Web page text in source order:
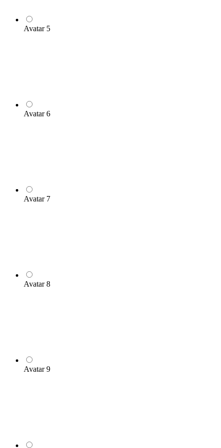
Avatar 5
Avatar 6
Avatar 7
Avatar 8
Avatar 9